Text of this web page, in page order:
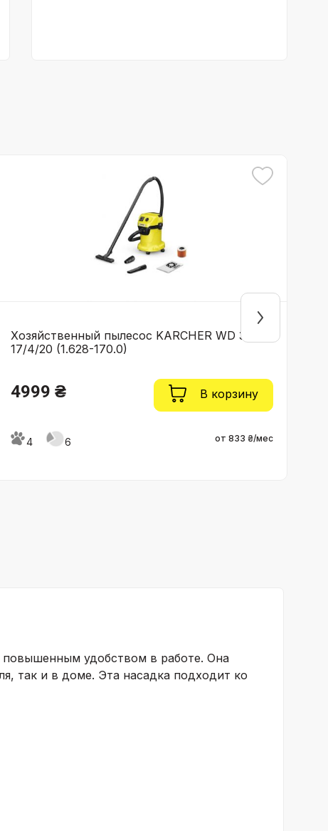
Хозяйственный пылесос KARCHER WD 3 P V-
17/4/20 (1.628-170.0)
4999 ₴ В корзину
4 6 от 833 ₴/мес
удобством в работе. Она
так и в доме. Эта насадка подходит ко